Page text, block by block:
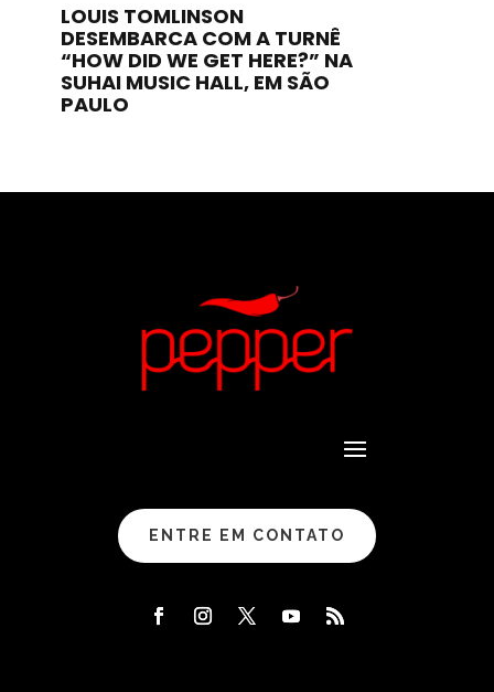
LOUIS TOMLINSON
DESEMBARCA COM A TURNÊ
“HOW DID WE GET HERE?” NA
SUHAI MUSIC HALL, EM SÃO
PAULO
ENTRE EM CONTATO